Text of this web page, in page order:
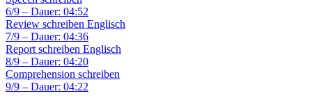
6/9 – Dauer: 04:52
Review schreiben Englisch
7/9 – Dauer: 04:36
Report schreiben Englisch
8/9 – Dauer: 04:20
Comprehension schreiben
9/9 – Dauer: 04:22